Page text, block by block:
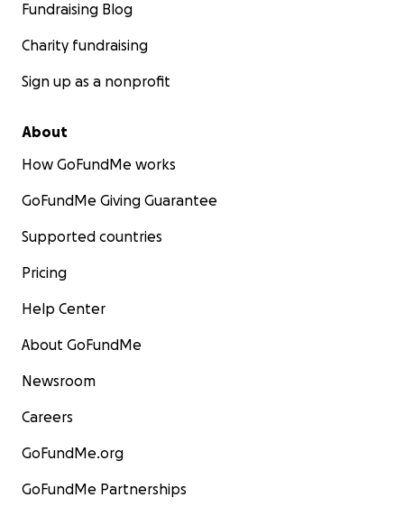
Fundraising Blog
Charity fundraising
Sign up as a nonprofit
About
How GoFundMe works
GoFundMe Giving Guarantee
Supported countries
Pricing
Help Center
About GoFundMe
Newsroom
Careers
GoFundMe.org
GoFundMe Partnerships